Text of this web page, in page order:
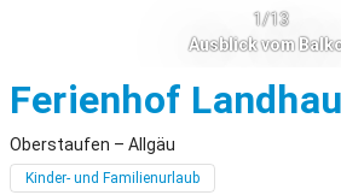
1/13
Ausblick vom
Ferienhof
Oberstaufen – Allgäu
Kinder- und Familienurlaub